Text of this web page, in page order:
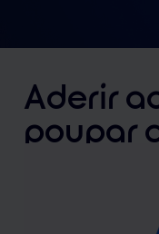
Aderir
poupar